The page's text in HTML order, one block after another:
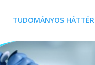
TUDOMÁNYOS HÁTTÉR